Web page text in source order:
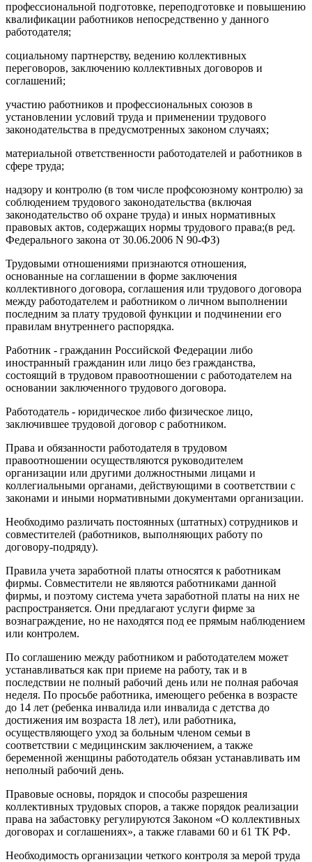
профессиональной подготовке, переподготовке и повышению
квалификации работников непосредственно у данного
работодателя;
социальному партнерству, ведению коллективных
переговоров, заключению коллективных договоров и
соглашений;
участию работников и профессиональных союзов в
установлении условий труда и применении трудового
законодательства в предусмотренных законом случаях;
материальной ответственности работодателей и работников в
сфере труда;
надзору и контролю (в том числе профсоюзному контролю) за
соблюдением трудового законодательства (включая
законодательство об охране труда) и иных нормативных
правовых актов, содержащих нормы трудового права;(в ред.
Федерального закона от 30.06.2006 N 90-ФЗ)
Трудовыми отношениями признаются отношения,
основанные на соглашении в форме заключения
коллективного договора, соглашения или трудового договора
между работодателем и работником о личном выполнении
последним за плату трудовой функции и подчинении его
правилам внутреннего распорядка.
Работник - гражданин Российской Федерации либо
иностранный гражданин или лицо без гражданства,
состоящий в трудовом правоотношении с работодателем на
основании заключенного трудового договора.
Работодатель - юридическое либо физическое лицо,
заключившее трудовой договор с работником.
Права и обязанности работодателя в трудовом
правоотношении осуществляются руководителем
организации или другими должностными лицами и
коллегиальными органами, действующими в соответствии с
законами и иными нормативными документами организации.
Необходимо различать постоянных (штатных) сотрудников и
совмести­телей (работников, выполняющих работу по
договору-подряду).
Правила учета заработной платы относятся к работникам
фирмы. Совместители не являются работниками данной
фирмы, и поэтому система учета заработной платы на них не
распространяется. Они предлагают услуги фирме за
вознаграждение, но не находятся под ее прямым наблюдением
или контролем.
По соглашению между работником и работодателем может
устанавливаться как при приеме на работу, так и в
последствии не полный рабочий день или не полная рабочая
неделя. По просьбе работника, имеющего ребенка в возрасте
до 14 лет (ребенка инвалида или инвалида с детства до
достижения им возраста 18 лет), или работника,
осуществляющего уход за больным членом семьи в
соответствии с медицинским заключением, а также
беременной женщины работодатель обязан устанавливать им
неполный рабочий день.
Правовые основы, порядок и способы разрешения
коллективных трудовых споров, а также порядок реализации
права на забастовку регулируются Законом «О коллективных
договорах и соглашениях», а также главами 60 и 61 ТК РФ.
Необходимость организации четкого контроля за мерой труда